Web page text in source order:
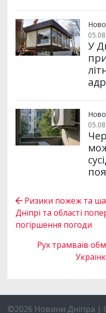
У
Ризики пожеж та
Дніпрі та області
погіршення погоди
Рух трамваїв
©2026 Новини Дніпра |